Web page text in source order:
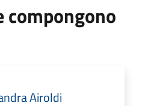
compongono
Airoldi